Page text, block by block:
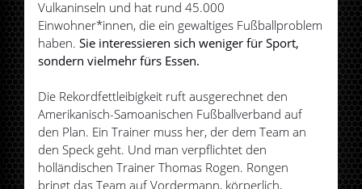
Vulkaninseln und hat rund 45.000
Einwohner*innen, die ein gewaltiges Fußballproblem
haben.Sie interessieren sich weniger für Sport,
sondern vielmehr fürs Essen.
Die Rekordfettleibigkeit ruft ausgerechnet den
Amerikanisch-Samoanischen Fußballverband auf
den Plan. Ein Trainer muss her, der dem Team an
den Speck geht. Und man verpflichtet den
holländischen Trainer Thomas Rogen. Rongen
bringt das Team auf Vordermann, körperlich,